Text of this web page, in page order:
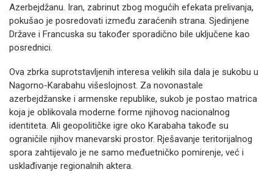
Azerbejdžanu. Iran, zabrinut zbog mogućih efekata prelivanja,
pokušao je posredovati između zaraćenih strana. Sjedinjene
Države i Francuska su također sporadično bile uključene kao
posrednici.
Ova zbrka suprotstavljenih interesa velikih sila dala je sukobu u
Nagorno-Karabahu višeslojnost. Za novonastale
azerbejdžanske i armenske republike, sukob je postao matrica
koja je oblikovala moderne forme njihovog nacionalnog
identiteta. Ali geopolitičke igre oko Karabaha takođe su
ograničile njihov manevarski prostor. Rješavanje teritorijalnog
spora zahtijevalo je ne samo međuetničko pomirenje, već i
usklađivanje regionalnih aktera.